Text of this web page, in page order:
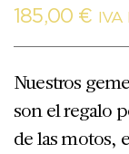
185,00 €
Nuestros
son el regalo
de las motos,